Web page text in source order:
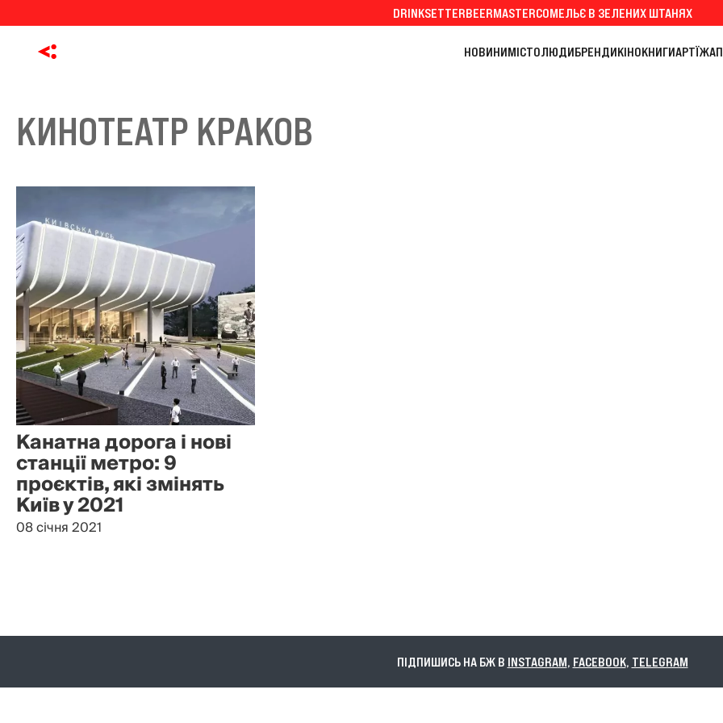
DRINKSETTERBEERMASTERСОМЕЛЬЄ В ЗЕЛЕНИХ ШТАНЯХ
НОВИНИМІСТОЛЮДИБРЕНДИКІНОКНИГИАРТЇЖА
КИНОТЕАТР КРАКОВ
Канатна дорога і нові
станції метро: 9
проєктів, які змінять
Київ у 2021
08 січня 2021
ПІДПИШИСЬ НА БЖ В INSTAGRAM, FACEBOOK, TELEGRAM